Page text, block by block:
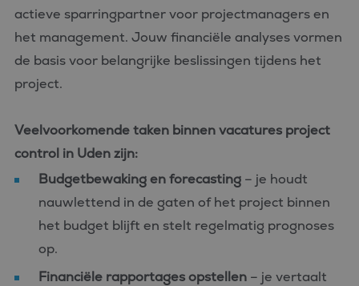
actieve sparringpartner voor projectmanagers en
het management. Jouw financiële analyses vormen
de basis voor belangrijke beslissingen tijdens het
project.
Veelvoorkomende taken binnen vacatures project
control in Uden zijn:
Budgetbewaking en forecasting – je houdt
nauwlettend in de gaten of het project binnen
het budget blijft en stelt regelmatig prognoses
op.
Financiële rapportages opstellen – je vertaalt